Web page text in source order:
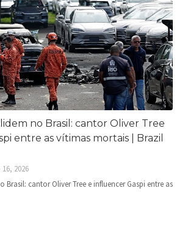
no Brasil: cantor Oliver Tree
entre as vítimas mortais | Brazil
2026
Brasil: cantor Oliver Tree e influencer Gaspi entre as